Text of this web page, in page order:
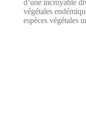
d’une incroyable
végétales
espèces végétales